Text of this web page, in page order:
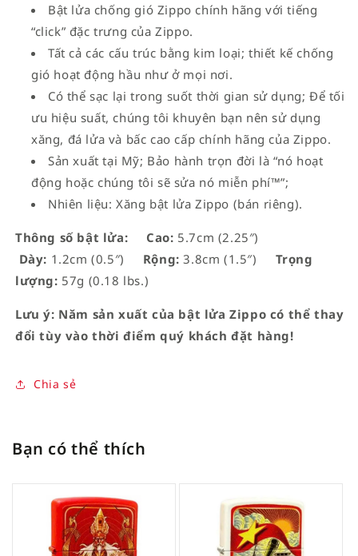
Bật lửa chống gió Zippo chính hãng với tiếng
“click” đặc trưng của Zippo.
Tất cả các cấu trúc bằng kim loại; thiết kế chống
gió hoạt động hầu như ở mọi nơi.
Có thể sạc lại trong suốt thời gian sử dụng; Để tối
ưu hiệu suất, chúng tôi khuyên bạn nên sử dụng
xăng, đá lửa và bấc cao cấp chính hãng của Zippo.
Sản xuất tại Mỹ; Bảo hành trọn đời là “nó hoạt
động hoặc chúng tôi sẽ sửa nó miễn phí™”;
Nhiên liệu: Xăng bật lửa Zippo (bán riêng).
Thông số bật lửa: Cao: 5.7cm (2.25″)
Dày: 1.2cm (0.5″) Rộng: 3.8cm (1.5″)
Trọng
lượng: 57g (0.18 lbs.)
Lưu ý: Năm sản xuất của bật lửa Zippo có thể thay
đổi tùy vào thời điểm quý khách đặt hàng!
Chia sẻ
Bạn có thể thích